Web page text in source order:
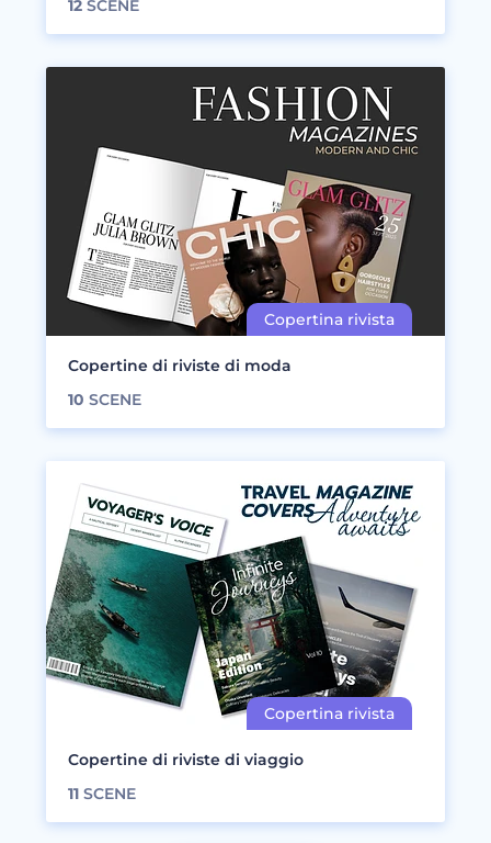
12 SCENE
Copertine di riviste di moda
10 SCENE
Copertine di riviste di viaggio
11 SCENE